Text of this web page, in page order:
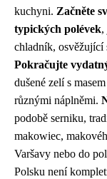
kuchyni. Začněte
typických polévek,
chladník, osvěžující
Pokračujte
dušené zelí s
různými náplněmi.
podobě serniku,
makowiec,
Varšavy nebo do
Polsku není